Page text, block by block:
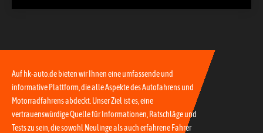
Auf hk-auto.de bieten wir Ihnen eine umfassende und
informative Plattform, die alle Aspekte des Autofahrens und
Motorradfahrens abdeckt. Unser Ziel ist es, eine
vertrauenswürdige Quelle für Informationen, Ratschläge und
Tests zu sein, die sowohl Neulinge als auch erfahrene Fahrer